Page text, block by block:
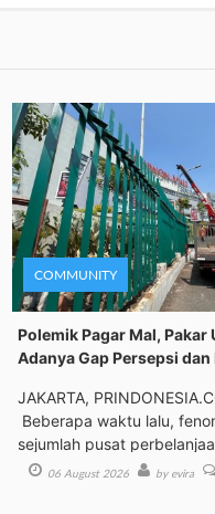
COMMUNITY
Polemik Pagar Mal, Pakar
Adanya Gap Persepsi
JAKARTA,
Beberapa waktu lalu,
sejumlah pusat
06 August 2026 by evira